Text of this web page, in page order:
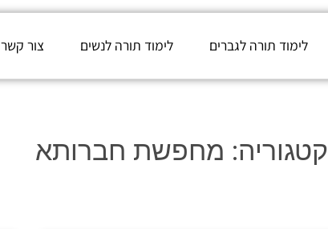
לימוד תורה לגברים לימוד תורה לנשים צור קשר
קטגוריה: מחפשת חברותא